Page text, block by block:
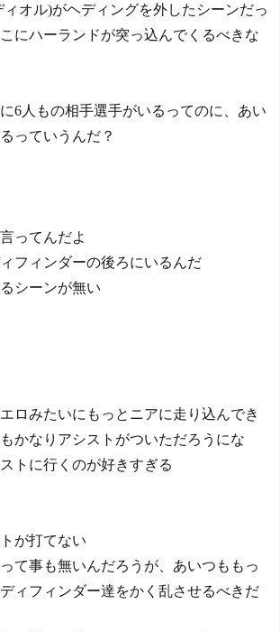
ィオル)がヘディングを外したシーンだっ
にハーランドが突っ込んでくるべきな
6人もの相手選手がいるってのに、あい
っていうんだ？
ってんだよ
フィンダーの後ろにいるんだ
シーンが無い
ロみたいにもっとニアに走り込んでき
かなりアシストがついただろうにな
トに行くのが好きすぎる
が打てない
て事も無いんだろうが、あいつももっ
ィフィンダー達をかく乱させるべきだ